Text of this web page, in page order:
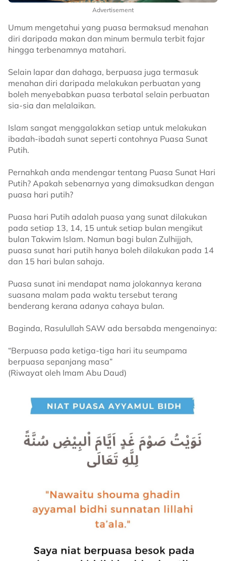
Advertisement
Umum mengetahui yang puasa bermaksud menahan
diri daripada makan dan minum bermula terbit fajar
hingga terbenamnya matahari.
Selain lapar dan dahaga, berpuasa juga termasuk
menahan diri daripada melakukan perbuatan yang
boleh menyebabkan puasa terbatal selain perbuatan
sia-sia dan melalaikan.
Islam sangat menggalakkan setiap untuk melakukan
ibadah-ibadah sunat seperti contohnya Puasa Sunat
Putih.
Pernahkah anda mendengar tentang Puasa Sunat Hari
Putih? Apakah sebenarnya yang dimaksudkan dengan
puasa hari putih?
Puasa hari Putih adalah puasa yang sunat dilakukan
pada setiap 13, 14, 15 untuk setiap bulan mengikut
bulan Takwim Islam. Namun bagi bulan Zulhijjah,
puasa sunat hari putih hanya boleh dilakukan pada 14
dan 15 hari bulan sahaja.
Puasa sunat ini mendapat nama jolokannya kerana
suasana malam pada waktu tersebut terang
benderang kerana adanya cahaya bulan.
Baginda, Rasulullah SAW ada bersabda mengenainya:
“Berpuasa pada ketiga-tiga hari itu seumpama
berpuasa sepanjang masa”
(Riwayat oleh Imam Abu Daud)